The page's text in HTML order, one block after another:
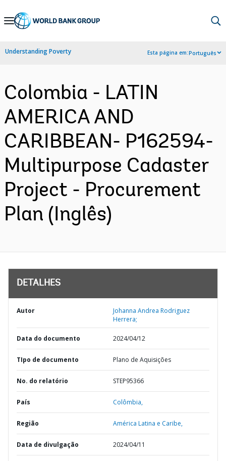
Skip
Navigation
Understanding Poverty Esta página em:Português
Colombia - LATIN
AMERICA AND
CARIBBEAN- P162594-
Multipurpose Cadaster
Project - Procurement
Plan (Inglês)
DETALHES
Autor
Johanna Andrea Rodriguez
Herrera;
Data do documento 2024/04/12
TIpo de documento Plano de Aquisições
No. do relatório STEP95366
País Colômbia,
Região América Latina e Caribe,
Data de divulgação 2024/04/11